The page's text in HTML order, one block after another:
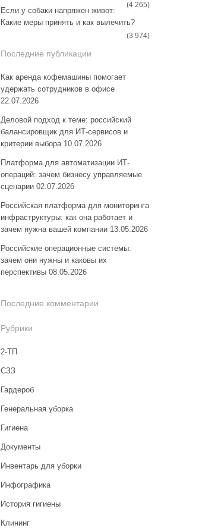
(4 265)
Если у собаки напряжен живот:
Какие меры принять и как вылечить?
(3 974)
Последние публикации
Как аренда кофемашины помогает
удержать сотрудников в офисе
22.07.2026
Деловой подход к теме: российский
балансировщик для ИТ-сервисов и
критерии выбора 10.07.2026
Платформа для автоматизации ИТ-
операций: зачем бизнесу управляемые
сценарии 02.07.2026
Российская платформа для мониторинга
инфраструктуры: как она работает и
зачем нужна вашей компании 13.05.2026
Российские операционные системы:
зачем они нужны и каковы их
перспективы 08.05.2026
Последние комментарии
Рубрики
2-ТП
CЗЗ
Гардероб
Генеральная уборка
Гигиена
Документы
Инвентарь для уборки
Инфографика
История гигиены
Клининг